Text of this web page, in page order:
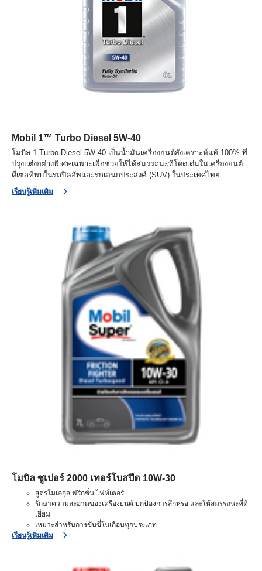
Mobil 1™ Turbo Diesel 5W-40
โมบิล 1 Turbo Diesel 5W-40 เป็นน้ำมันเครื่องยนต์สังเคราะห์แท้ 100% ที่
ปรุงแต่งอย่างพิเศษเฉพาะเพื่อช่วยให้ได้สมรรถนะที่โดดเด่นในเครื่องยนต์
ดีเซลที่พบในรถปิคอัพและรถเอนกประสงค์ (SUV) ในประเทศไทย
เรียนรู้เพิ่มเติม
โมบิล ซูเปอร์ 2000 เทอร์โบสปีด 10W-30
สูตรโมเลกุล ฟริกชั่น ไฟท์เตอร์
รักษาความสะอาดของเครื่องยนต์ ปกป้องการสึกหรอ และให้สมรรถนะที่ดี
เยี่ยม
เหมาะสำหรับการขับขี่ในเกือบทุกประเภท
เรียนรู้เพิ่มเติม